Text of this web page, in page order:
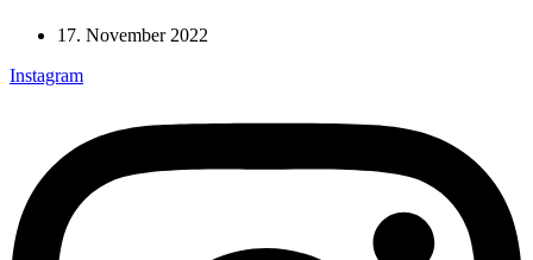
17. November 2022
Instagram